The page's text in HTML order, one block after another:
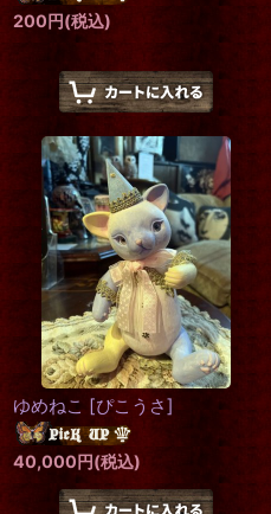
200円(税込)
ゆめねこ [ぴこうさ]
40,000円(税込)